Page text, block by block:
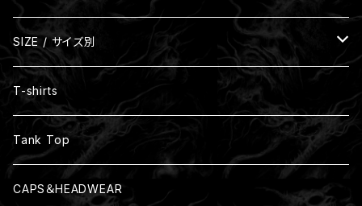
SIZE / サイズ別
Size S
Size M
Size L
T-shirts
Tank Top
CAPS＆HEADWEAR